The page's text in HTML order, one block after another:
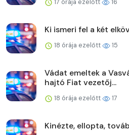
17 órája ezelőtt 16
Ki ismeri fel a két
18 órája ezelőtt 15
Vádat emeltek a
hajtó Fiat vezetőj...
18 órája ezelőtt 17
Kinézte, ellopta,